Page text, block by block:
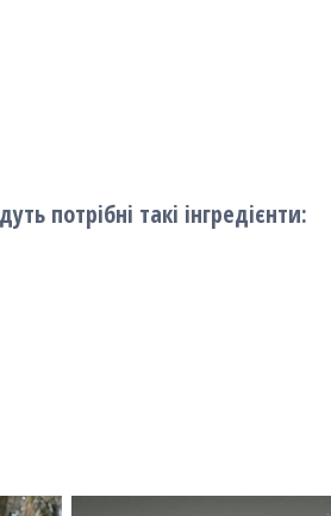
потрібні такі інгредієнти: